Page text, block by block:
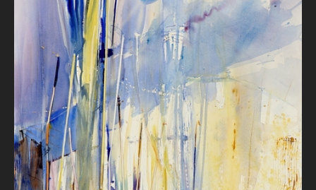
Chantier naval
Marie-Line MONTECOT